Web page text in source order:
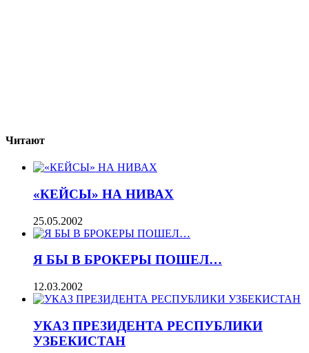
Читают
«КЕЙСЫ» НА НИВАХ
25.05.2002
Я БЫ В БРОКЕРЫ ПОШЕЛ…
12.03.2002
УКАЗ ПРЕЗИДЕНТА РЕСПУБЛИКИ
УЗБЕКИСТАН